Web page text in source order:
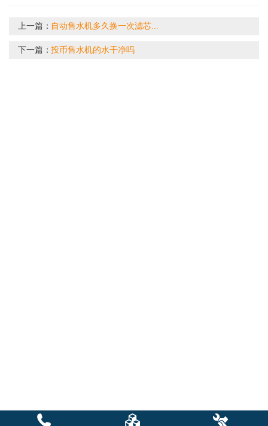
上一篇： 自动售水机多久换一次滤芯...
下一篇：投币售水机的水干净吗